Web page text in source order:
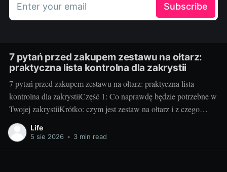
Enter your email Subscribe
7 pytań przed zakupem zestawu na ołtarz:
praktyczna lista kontrolna dla zakrystii
7 pytań przed zakupem zestawu na ołtarz: praktyczna lista
kontrolna dla zakrystiiCzęść 1: Co naprawdę będzie potrzebne w
Twojej zakrystiiKrótko: czym jest zestaw na ołtarz i z czego
zwykle się składa. Klasyczny zestaw to kielich z pateną, puszka
lub cyborium, lavabo (miseczka i dzbanuszek), tacka pod
Life
5 sie 2026 • 3 min read